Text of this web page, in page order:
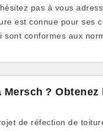
pas à vous
est connue pour ses
sont conformes aux
?
de réfection de